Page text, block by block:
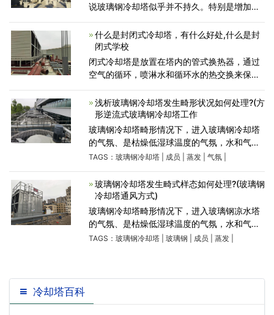
说玻璃钢冷却塔似乎并不持久。特别是增加使
璃钢冷却塔一旦受到相应的影响,你可能需要更
换玻璃
什么是封闭式冷却塔，有什么好处,什么是封
闭式学校
闭式冷却塔是放置在塔内的管式换热器，通过
空气的循环，喷淋水和循环水的热交换来保证
受污染，很好的保护了主要设备的高效运行，
提高了使用寿命。玻璃钢
浅析玻璃钢冷却塔发生畸形状况如何处理?(方
形逆流式玻璃钢冷却塔工作
玻璃钢冷却塔畸形情况下，进入玻璃钢冷却塔
的气氛、是枯燥低湿球温度的气氛，水和气氛
之间外表化存正在着水成员的深度差和动能压
下，水成员没有断地向
TAGS： 玻璃钢冷却塔| 成员 蒸发| 气氛|
玻璃钢冷却塔发生畸式样态如何处理?(玻璃钢
冷却塔通风方式)
玻璃钢冷却塔畸形情况下，进入玻璃钢凉水塔
的气氛、是枯燥低湿球温度的气氛，水和气氛
之间外表化存正在着水成员的深度差和动能压
TAGS： 玻璃钢冷却塔| 玻璃钢 成员 蒸发|
冷却塔百科